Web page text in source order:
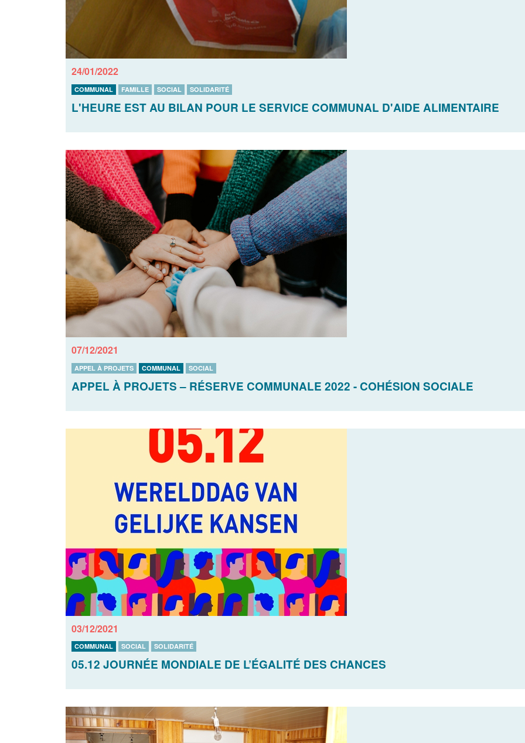
24/01/2022
COMMUNAL FAMILLE SOCIAL SOLIDARITÉ
L'HEURE EST AU BILAN POUR LE SERVICE COMMUNAL D'AIDE ALIMENTAIRE
07/12/2021
APPEL À PROJETS COMMUNAL SOCIAL
APPEL À PROJETS – RÉSERVE COMMUNALE 2022 - COHÉSION SOCIALE
03/12/2021
COMMUNAL SOCIAL SOLIDARITÉ
05.12 JOURNÉE MONDIALE DE L’ÉGALITÉ DES CHANCES